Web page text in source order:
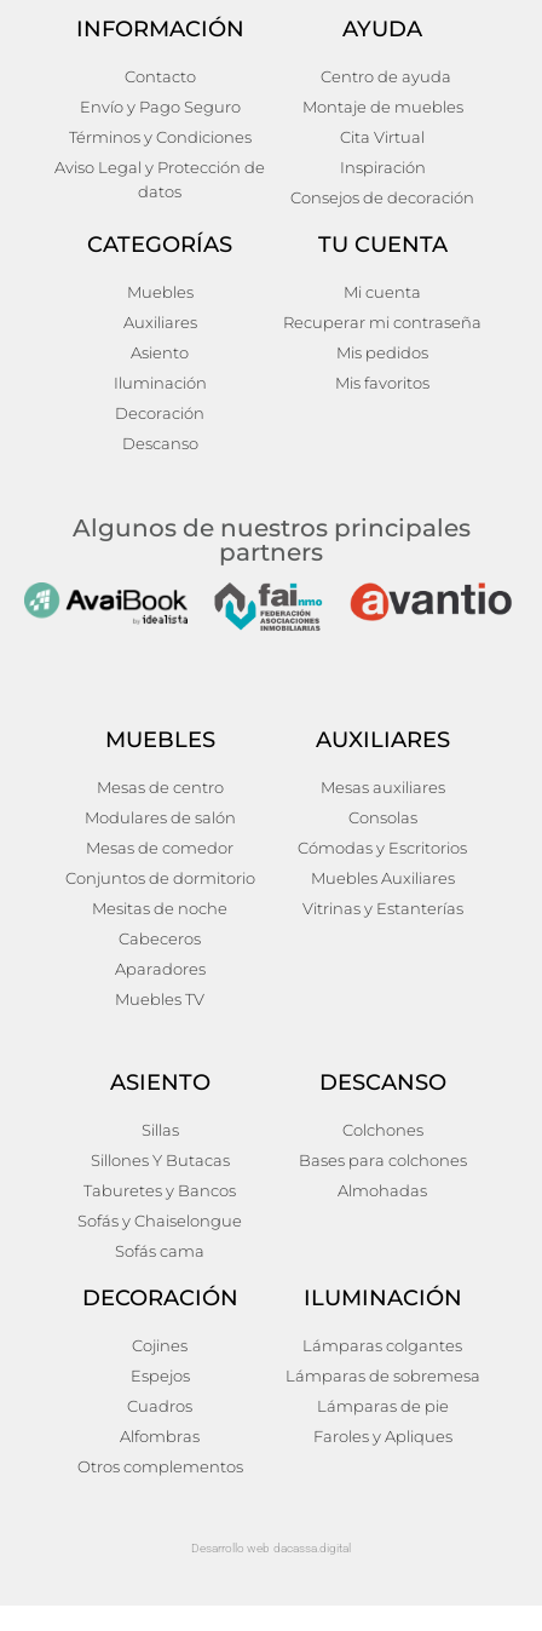
Buffet lomqui
Añadir al carrito
Aparador natural madera
de mango salón 160 x 40 x
Añadir al carrito
INFORMACIÓN
Contacto
Envío y Pago Seguro
Términos y Condiciones
Aviso Legal y Protección de
datos
AYUDA
Centro de ayuda
Montaje de muebles
Cita Virtual
Inspiración
Consejos de decoración
CATEGORÍAS
Muebles
Auxiliares
Asiento
Iluminación
Decoración
Descanso
TU CUENTA
Mi cuenta
Recuperar mi contraseña
Mis pedidos
Mis favoritos
Algunos de nuestros principales
partners
MUEBLES
Mesas de centro
Modulares de salón
Mesas de comedor
Conjuntos de dormitorio
Mesitas de noche
Cabeceros
Aparadores
Muebles TV
AUXILIARES
Mesas auxiliares
Consolas
Cómodas y Escritorios
Muebles Auxiliares
Vitrinas y Estanterías
ASIENTO
Sillas
Sillones Y Butacas
Taburetes y Bancos
Sofás y Chaiselongue
Sofás cama
DESCANSO
Colchones
Bases para colchones
Almohadas
DECORACIÓN
Cojines
Espejos
Cuadros
Alfombras
Otros complementos
ILUMINACIÓN
Lámparas colgantes
Lámparas de sobremesa
Lámparas de pie
Faroles y Apliques
Desarrollo web dacassa.digital